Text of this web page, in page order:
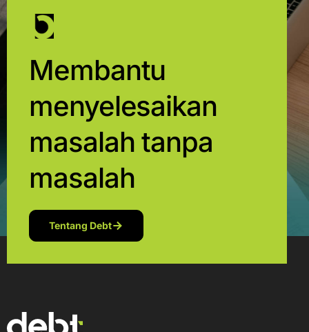
Membantu
menyelesaikan
masalah tanpa
masalah
Tentang Debt